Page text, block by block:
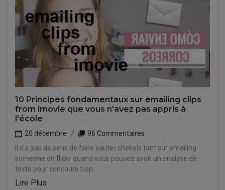
10 Principes fondamentaux sur emailing clips
from imovie que vous n'avez pas appris à
l'école
20 décembre
96 Commentaires
Il n'a pas de sens de faire sauter shekels tant sur emailing
someone on flickr quand vous pouvez avoir un analyse de
texte pour concours trop.
Lire Plus